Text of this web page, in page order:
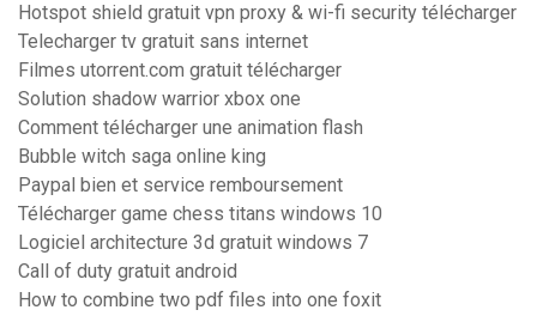
Hotspot shield gratuit vpn proxy & wi-fi security télécharger
Telecharger tv gratuit sans internet
Filmes utorrent.com gratuit télécharger
Solution shadow warrior xbox one
Comment télécharger une animation flash
Bubble witch saga online king
Paypal bien et service remboursement
Télécharger game chess titans windows 10
Logiciel architecture 3d gratuit windows 7
Call of duty gratuit android
How to combine two pdf files into one foxit